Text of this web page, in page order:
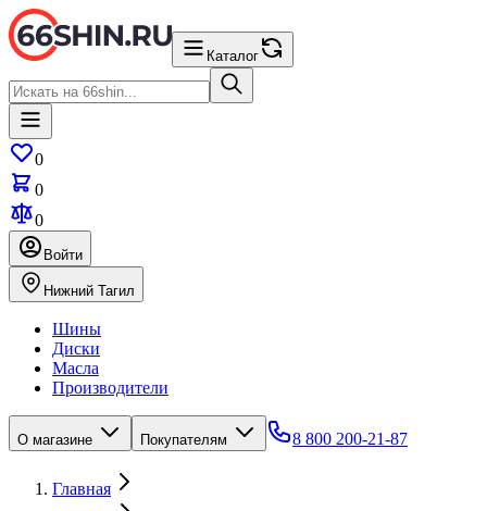
Каталог
0
0
0
Войти
Нижний Тагил
Шины
Диски
Масла
Производители
О магазине Покупателям 8 800 200-21-87
Главная